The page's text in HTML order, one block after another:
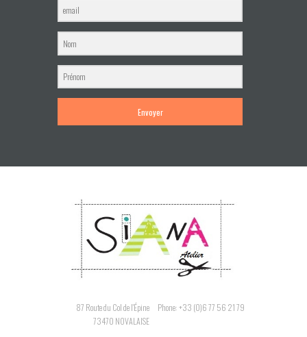
Envoyer
Phone: +33 (0)6 77 56 21 79
87 Route du Col de l'Épine
73470 NOVALAISE